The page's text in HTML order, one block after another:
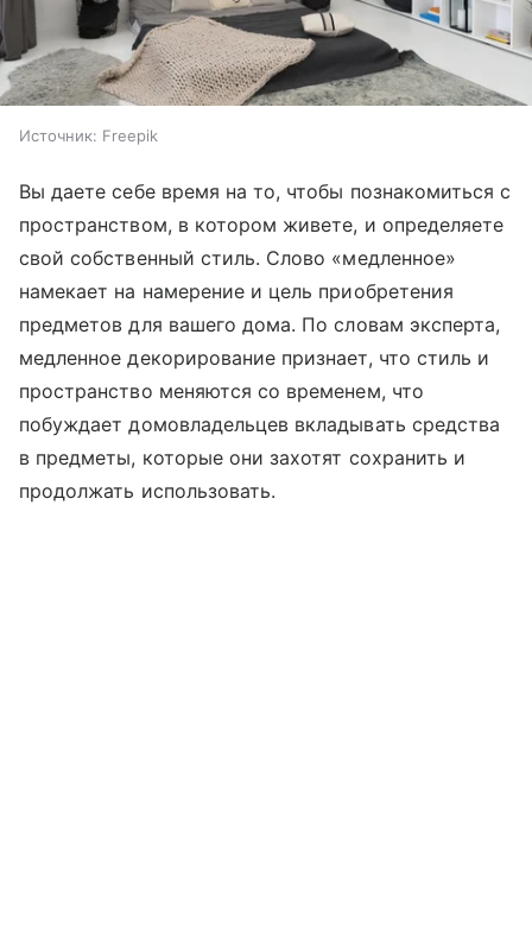
Источник: Freepik
Вы даете себе время на то, чтобы познакомиться с
пространством, в котором живете, и определяете
свой собственный стиль. Слово «медленное»
намекает на намерение и цель приобретения
предметов для вашего дома. По словам эксперта,
медленное декорирование признает, что стиль и
пространство меняются со временем, что
побуждает домовладельцев вкладывать средства
в предметы, которые они захотят сохранить и
продолжать использовать.